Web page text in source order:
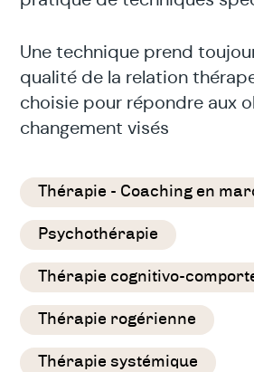
Une technique prend
qualité de la relation
choisie pour répondre aux
changement visés
Thérapie - Coaching en
Psychothérapie
Thérapie cognitivo-
Thérapie rogérienne
Thérapie systémique